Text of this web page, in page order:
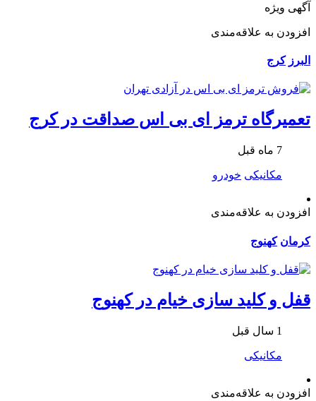
آگهی ویژه
افزودن به علاقه‌مندی
البرز کرج
تعمیرگاه ترمز ای بی اس صداقت در کرج
7 ماه قبل
مکانیکی خودرو
افزودن به علاقه‌مندی
کرمان کهنوج
قفل و کلید سازی خیام در کهنوج
1 سال قبل
مکانیکی
افزودن به علاقه‌مندی